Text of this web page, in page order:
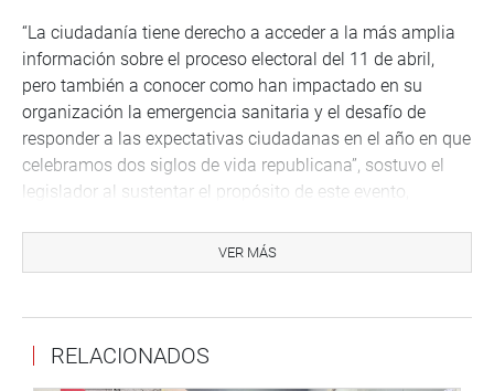
“La ciudadanía tiene derecho a acceder a la más amplia
información sobre el proceso electoral del 11 de abril,
pero también a conocer como han impactado en su
organización la emergencia sanitaria y el desafío de
responder a las expectativas ciudadanas en el año en que
celebramos dos siglos de vida republicana”, sostuvo el
legislador al sustentar el propósito de este evento,
ciudadanía, por lo que será emitida a través de los
canales de comunicación del Congreso de la República.
VER MÁS
RELACIONADOS